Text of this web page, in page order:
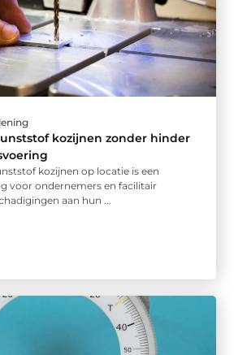
kozijnen zonder hinder
kozijnen op locatie is een
voor ondernemers en facilitair
aan hun ...